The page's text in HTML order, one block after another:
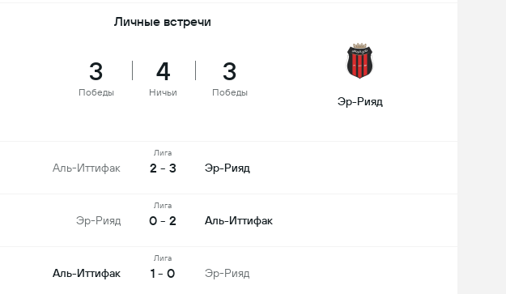
Личные встречи
3
Победы
4
Ничьи
3
Победы
Эр-Рияд
Аль-Иттифак
Лига
2 - 3 Эр-Рияд
Эр-Рияд
Лига
0 - 2 Аль-Иттифак
Аль-Иттифак
Лига
1 - 0 Эр-Рияд